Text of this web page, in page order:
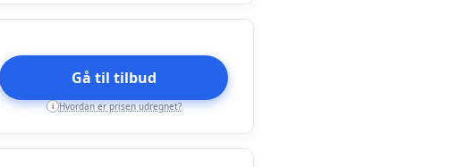
Gå til tilbud
i Hvordan er prisen udregnet?